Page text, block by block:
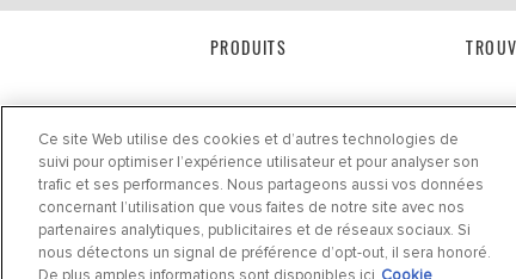
PRODUITS
Déclaration de confidentialité Cookie Settings Cookie Notice Conditions
Ce site Web utilise des cookies et d’autres technologies de
suivi pour optimiser l’expérience utilisateur et pour analyser son
trafic et ses performances. Nous partageons aussi vos données
concernant l’utilisation que vous faites de notre site avec nos
partenaires analytiques, publicitaires et de réseaux sociaux. Si
nous détectons un signal de préférence d’opt-out, il sera honoré.